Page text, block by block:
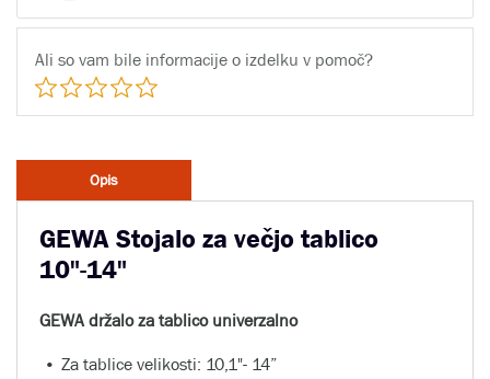
Ali so vam bile informacije o izdelku v pomoč?
Opis
GEWA Stojalo za večjo tablico
10"-14"
GEWA držalo za tablico univerzalno
Za tablice velikosti: 10,1"- 14”